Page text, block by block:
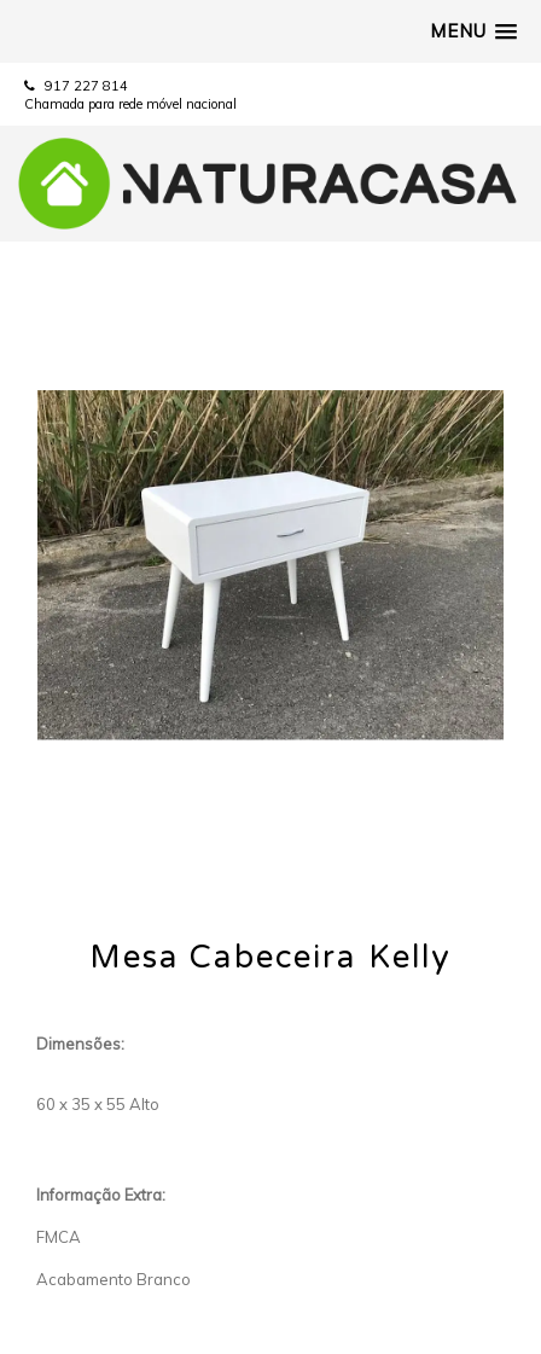
MENU
917 227 814
Chamada para rede móvel nacional
Mesa Cabeceira Kelly
Dimensões:
60 x 35 x 55 Alto
Informação Extra:
FMCA
Acabamento Branco